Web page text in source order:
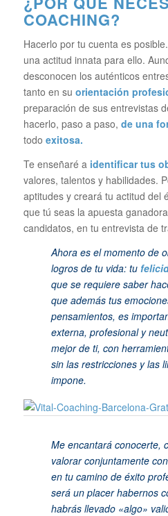
COACHING?
Hacerlo por tu cuenta es
una actitud innata para ello.
desconocen los auténticos
tanto en su orientación
preparación de sus entrevistas
hacerlo, paso a paso, de una
todo exitosa.
Te enseñaré a identificar tus
valores, talentos y habilidades.
aptitudes y creará tu actitud del
que tú seas la apuesta
candidatos, en tu entrevista de
Ahora es el momento de
logros de tu vida: tu
que se requiere saber
que además tus
pensamientos, es
externa, profesional y
mejor de ti, con
sin las restricciones y las
impone.
Me encantará conocerte,
valorar conjuntamente
en tu camino de éxito
será un placer habernos
habrás llevado «algo»